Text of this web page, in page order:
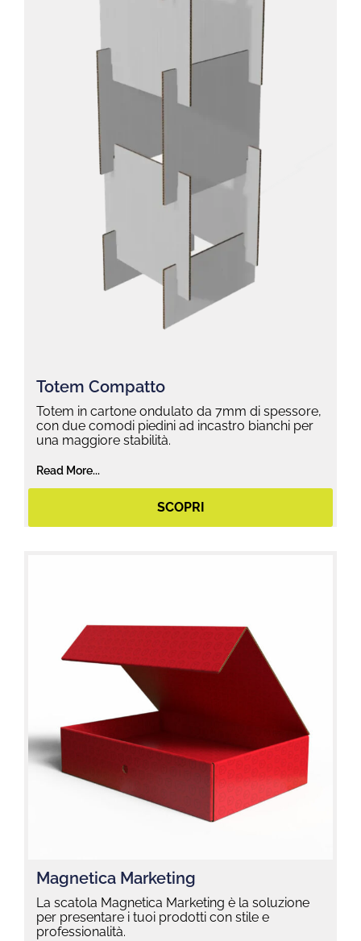
Totem Compatto
Totem in cartone ondulato da 7mm di spessore,
con due comodi piedini ad incastro bianchi per
una maggiore stabilità.
Read More...
SCOPRI
Magnetica Marketing
La scatola Magnetica Marketing è la soluzione
per presentare i tuoi prodotti con stile e
professionalità.